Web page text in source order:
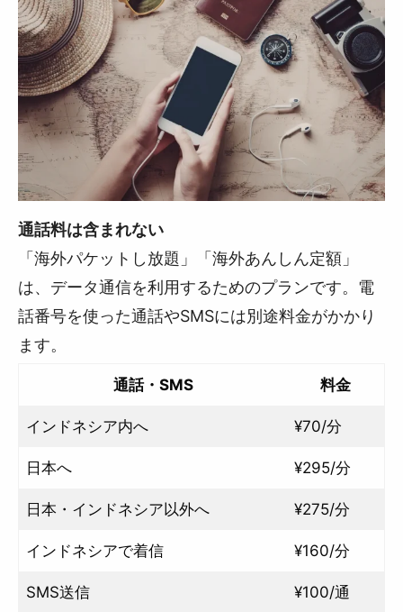
通話料は含まれない
「海外パケットし放題」「海外あんしん定額」
は、データ通信を利用するためのプランです。電
話番号を使った通話やSMSには別途料金がかかり
ます。
通話・SMS 料金
インドネシア内へ ¥70/分
日本へ ¥295/分
日本・インドネシア以外へ ¥275/分
インドネシアで着信 ¥160/分
SMS送信 ¥100/通